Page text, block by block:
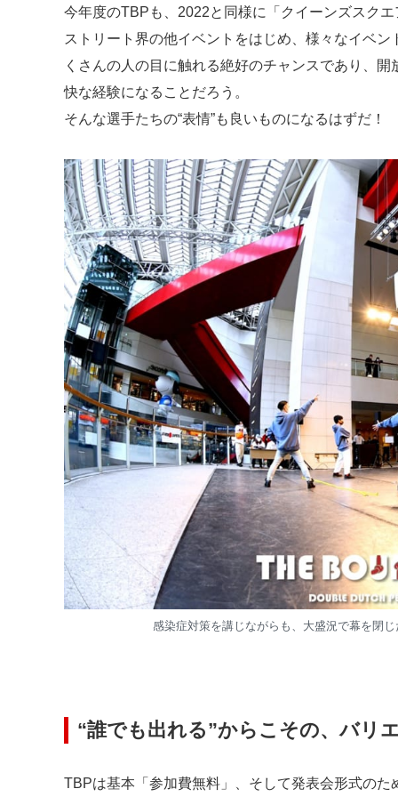
今年度のTBPも、2022と同様に「クイーンズスク
ストリート界の他イベントをはじめ、様々なイベ
くさんの人の目に触れる絶好のチャンスであり、
快な経験になることだろう。
そんな選手たちの“表情”も良いものになるはずだ！
感染症対策を講じながらも、大盛況で幕を閉
“誰でも出れる”からこその、バリ
TBPは基本「参加費無料」、そして発表会形式の